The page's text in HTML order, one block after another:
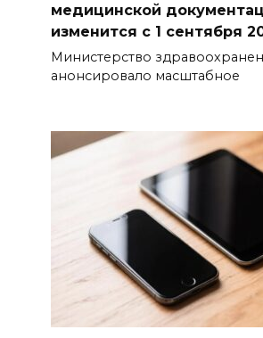
медицинской
изменится с 1 сентября
Министерство
анонсировало масштабное